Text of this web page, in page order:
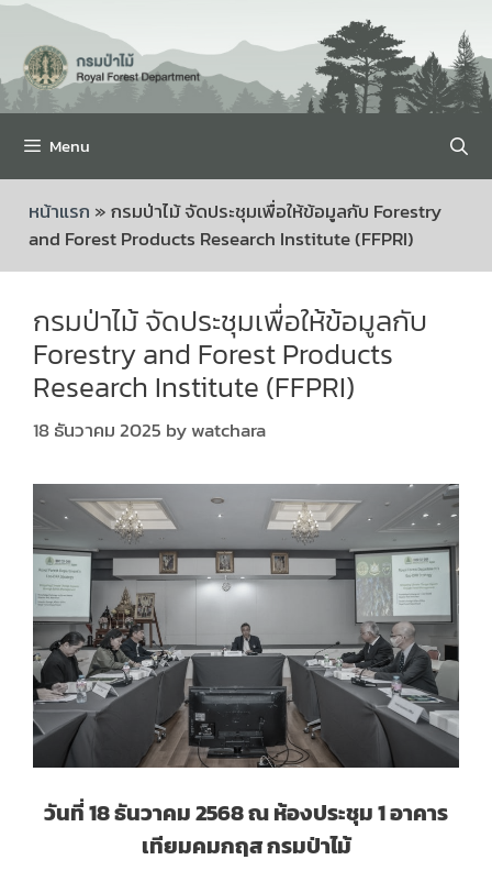
Menu
หน้าแรก »กรมป่าไม้ จัดประชุมเพื่อให้ข้อมูลกับ Forestry
and Forest Products Research Institute (FFPRI)
กรมป่าไม้ จัดประชุมเพื่อให้ข้อมูลกับ
Forestry and Forest Products
Research Institute (FFPRI)
18 ธันวาคม 2025 bywatchara
วันที่ 18 ธันวาคม 2568 ณ ห้องประชุม 1 อาคาร
เทียมคมกฤส กรมป่าไม้